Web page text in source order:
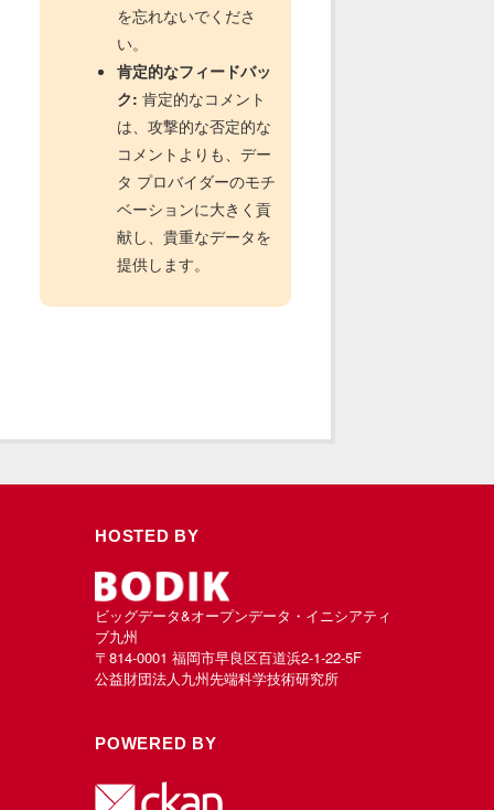
を忘れないでくださ
い。
肯定的なフィードバッ
ク: 肯定的なコメント
は、攻撃的な否定的な
コメントよりも、デー
タ プロバイダーのモチ
ベーションに大きく貢
献し、貴重なデータを
提供します。
HOSTED BY
ビッグデータ&オープンデータ・イニシアティ
ブ九州
〒814-0001 福岡市早良区百道浜2-1-22-5F
公益財団法人九州先端科学技術研究所
POWERED BY